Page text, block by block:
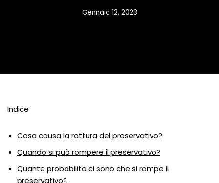
Gennaio 12, 2023
Indice
Cosa causa la rottura del preservativo?
Quando si può rompere il preservativo?
Quante probabilita ci sono che si rompe il
preservativo?